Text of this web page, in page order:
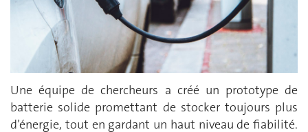
Une équipe de chercheurs a créé un prototype de
batterie solide promettant de stocker toujours plus
d’énergie, tout en gardant un haut niveau de fiabilité.